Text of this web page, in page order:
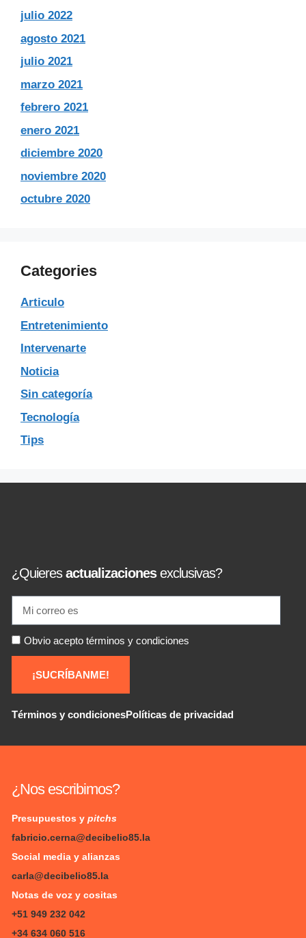
julio 2022
agosto 2021
julio 2021
marzo 2021
febrero 2021
enero 2021
diciembre 2020
noviembre 2020
octubre 2020
Categories
Articulo
Entretenimiento
Intervenarte
Noticia
Sin categoría
Tecnología
Tips
¿Quieresactualizacionesexclusivas?
Obvio acepto términos y condiciones
¡SUCRÍBANME!
Términos y condicionesPolíticas de privacidad
¿Nos escribimos?
Presupuestos y pitchs
fabricio.cerna@decibelio85.la
Social media y alianzas
carla@decibelio85.la
Notas de voz y cositas
+51 949 232 042
+34 634 060 516